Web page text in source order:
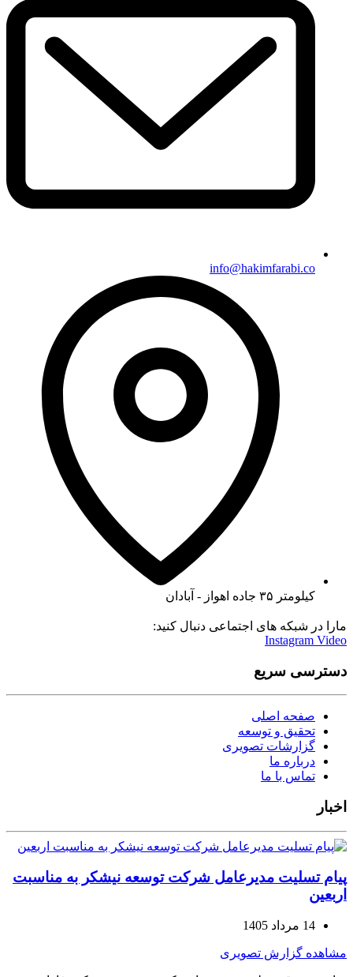
info@hakimfarabi.co
کیلومتر ۳۵ جاده اهواز - آبادان
مارا در شبکه های اجتماعی دنبال کنید:
Instagram Video
دسترسی سریع
صفحه اصلی
تحقیق و توسعه
گزارشات تصویری
درباره ما
تماس با ما
اخبار
پیام تسلیت مدیرعامل شرکت توسعه نیشکر به مناسبت
اربعین
14 مرداد 1405
مشاهده گزارش تصویری